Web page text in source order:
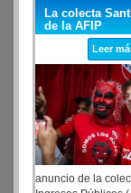
La colecta
de la AFIP
Leer
anuncio de la